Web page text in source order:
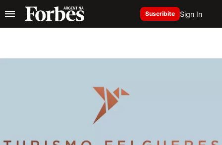
Suscribite Sign In